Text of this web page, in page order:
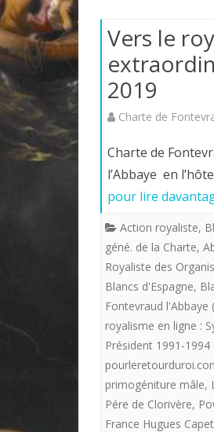
Vers le
2019
Charte de
Charte de
l’Abbaye en
pour lire
Action royaliste,
géné. de la Charte,
Royaliste des
Blancs d'Espagne,
Fontevraud l'Abbaye
royalisme en ligne :
Président 1991-1994
primogéniture mâle,
Pére de Clorivère,
France Hugues Capet